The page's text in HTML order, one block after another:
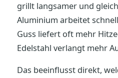
grillt langsamer und
Aluminium arbeitet
Guss liefert oft mehr
Edelstahl verlangt mehr
Das beeinflusst direkt,